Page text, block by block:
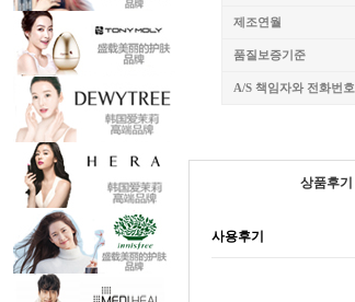
제조연월
품질보증기준
A/S 책임자와 전화번호
상품후기
사용후기